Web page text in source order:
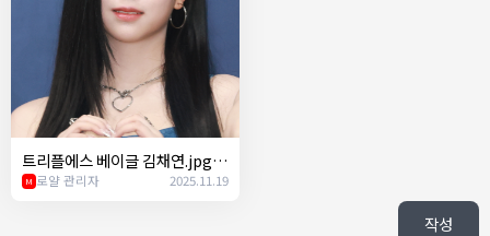
트리플에스 베이글 김채연.jpg
ㄷㄷ
M 로얄 관리자 2025.11.19
작성